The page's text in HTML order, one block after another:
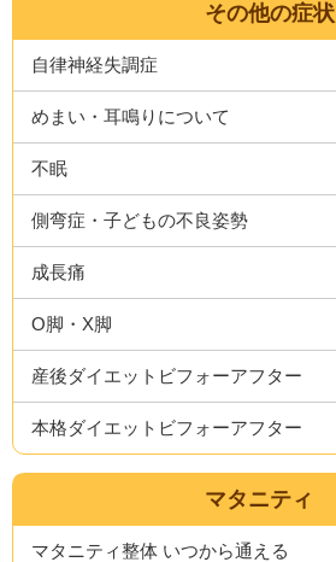
その他の症状
自律神経失調症
めまい・耳鳴りについて
不眠
側弯症・子どもの不良姿勢
成長痛
O脚・X脚
産後ダイエットビフォーアフター
本格ダイエットビフォーアフター
マタニティ
マタニティ整体 いつから通える